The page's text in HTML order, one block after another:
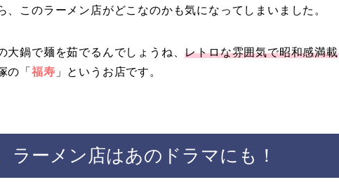
、このラーメン店がどこなのかも気になってしまいました。
大鍋で麺を茹でるんでしょうね、レトロな雰囲気で昭和感満載
の「 福寿 」というお店です。
ラーメン店はあのドラマにも！